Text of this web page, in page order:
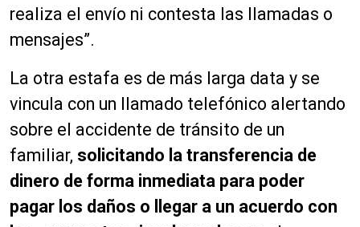
realiza el envío ni contesta las llamadas o
mensajes”.
La otra estafa es de más larga data y se
vincula con un llamado telefónico alertando
sobre el accidente de tránsito de un
familiar, solicitando la transferencia de
dinero de forma inmediata para poder
pagar los daños o llegar a un acuerdo con